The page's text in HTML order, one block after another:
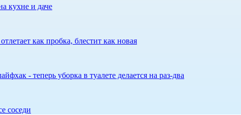
кухне и даче
как пробка, блестит как новая
- теперь уборка в туалете делается на раз-два
соседи